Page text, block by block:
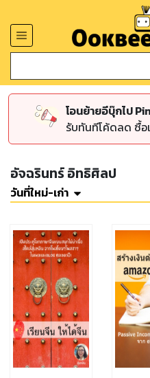
โอนย้ายอีบุ๊กไป
รับทันทีโค้ดลด ซื้อ
อัจฉรินทร์ อิทธิศิลป
วันที่ใหม่-เก่า